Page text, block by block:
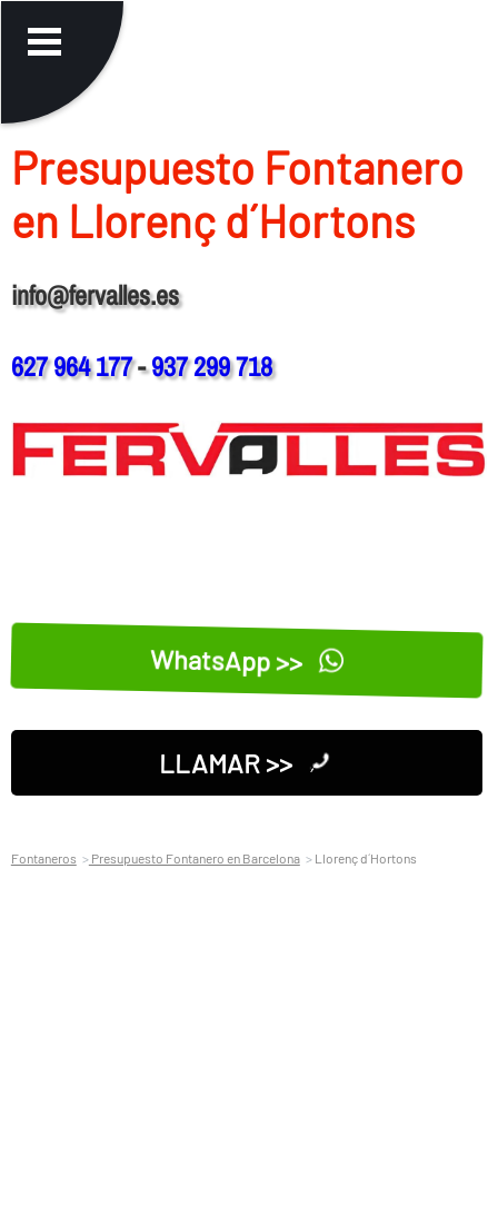
Presupuesto Fontanero
en Llorenç d´Hortons
info@fervalles.es
627 964 177-937 299 718
WhatsApp >>
LLAMAR >>
Fontaneros Presupuesto Fontanero en Barcelona Llorenç d´Hortons